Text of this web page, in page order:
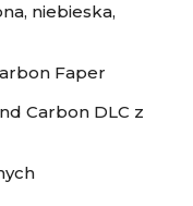
niebieska,
Faper
Carbon DLC z